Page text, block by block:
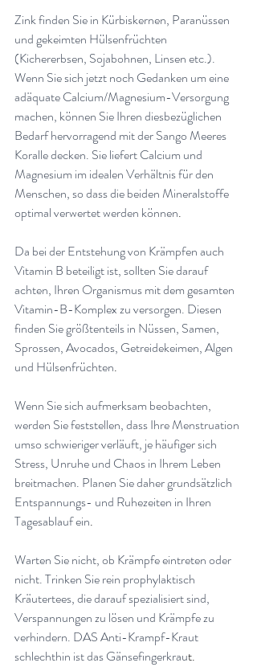
Zink finden Sie in Kürbiskernen, Paranüssen
und gekeimten Hülsenfrüchten
(Kichererbsen, Sojabohnen, Linsen etc.).
Wenn Sie sich jetzt noch Gedanken um eine
adäquate Calcium/Magnesium-Versorgung
machen, können Sie Ihren diesbezüglichen
Bedarf hervorragend mit der Sango Meeres
Koralle decken. Sie liefert Calcium und
Magnesium im idealen Verhältnis für den
Menschen, so dass die beiden Mineralstoffe
optimal verwertet werden können.
Da bei der Entstehung von Krämpfen auch
Vitamin B beteiligt ist, sollten Sie darauf
achten, Ihren Organismus mit dem gesamten
Vitamin-B-Komplex zu versorgen. Diesen
finden Sie größtenteils in Nüssen, Samen,
Sprossen, Avocados, Getreidekeimen, Algen
und Hülsenfrüchten.
Wenn Sie sich aufmerksam beobachten,
werden Sie feststellen, dass Ihre Menstruation
umso schwieriger verläuft, je häufiger sich
Stress, Unruhe und Chaos in Ihrem Leben
breitmachen. Planen Sie daher grundsätzlich
Entspannungs- und Ruhezeiten in Ihren
Tagesablauf ein.
Warten Sie nicht, ob Krämpfe eintreten oder
nicht. Trinken Sie rein prophylaktisch
Kräutertees, die darauf spezialisiert sind,
Verspannungen zu lösen und Krämpfe zu
verhindern. DAS Anti-Krampf-Kraut
schlechthin ist das Gänsefingerkraut.